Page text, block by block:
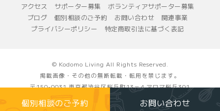
アクセス
サポーター募集
ボランティアサポーター募集
ブログ
個別相談のご予約 お問い合わせ
関連事業
プライバシーポリシー
特定商取引法に基づく表記
© Kodomo Living All Rights Reserved.
掲載画像・その他の無断転載・転用を禁じます。
〒150-0031 東京都渋谷区桜丘町13－4 アロマ桜丘301
一般社団法人 こどもリビング
個別相談のご予約 お問い合わせ